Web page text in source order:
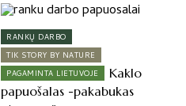
RANKŲ DARBO
TIK STORY BY NATURE
PAGAMINTA LIETUVOJE
Kaklo
papuošalas -pakabukas
This
product
has
multiple
variants.
The